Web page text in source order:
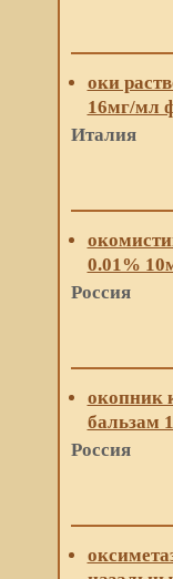
оки
16мг/мл
Италия
0.01%
Россия
окопник
бальзам
Россия